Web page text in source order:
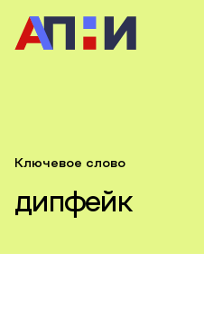
Ключевое слово
дипфейк